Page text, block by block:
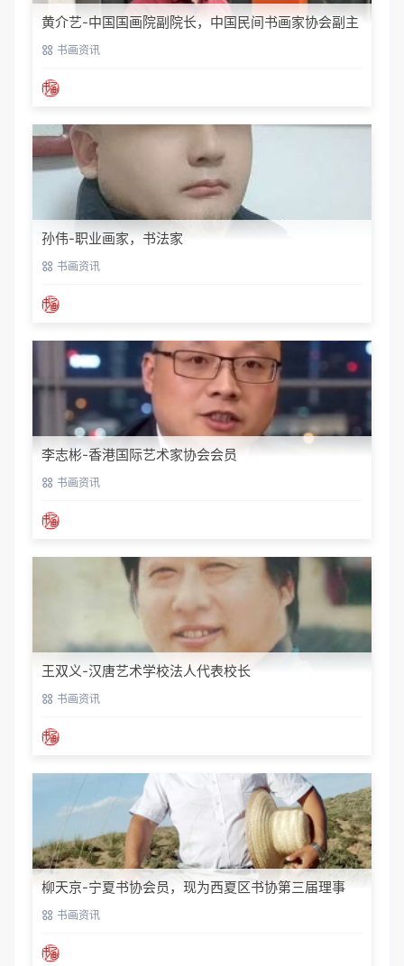
黄介艺-中国国画院副院长，中国民间书画家协会副主
席 书画资讯
孙伟-职业画家，书法家
书画资讯
李志彬-香港国际艺术家协会会员
书画资讯
王双义-汉唐艺术学校法人代表校长
书画资讯
柳天京-宁夏书协会员，现为西夏区书协第三届理事
书画资讯